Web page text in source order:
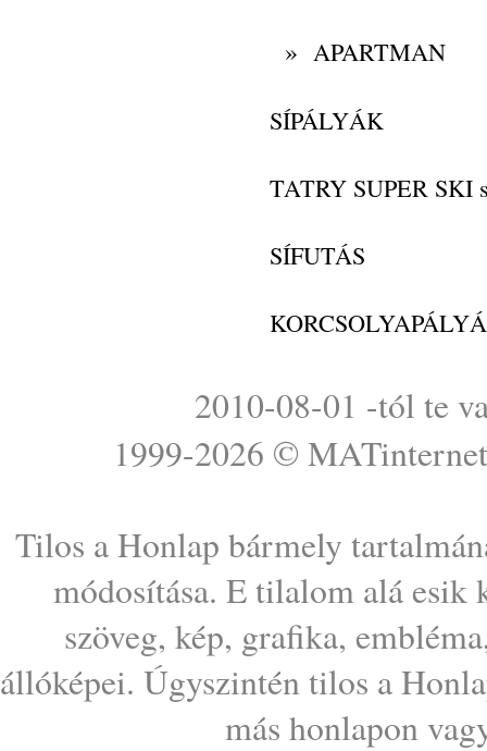
» APARTMAN
SÍPÁLYÁK
TATRY SUPER SKI
SÍFUTÁS
2010-08-01 -tól te
1999-2026 © MATinternet
Tilos a Honlap bármely
módosítása. E tilalom alá esik
szöveg, kép, grafika,
állóképei. Úgyszintén tilos a
más honlapon